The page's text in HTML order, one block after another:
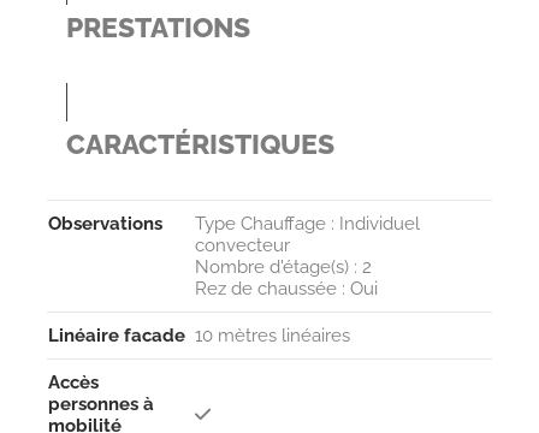
PRESTATIONS
CARACTÉRISTIQUES
Observa­tions
Type Chauffage : Individuel
convecteur
Nombre d'étage(s) : 2
Rez de chaussée : Oui
Linéaire facade 10 mètres linéaires
Accès
personnes à
mobilité